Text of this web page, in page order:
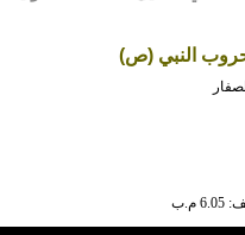
حروب النبي (ص)
م.ب